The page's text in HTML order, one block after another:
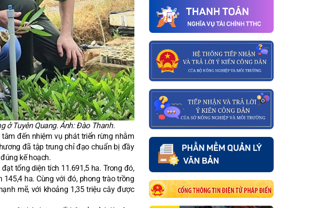
ở Tuyên Quang. Ảnh: Đào Thanh.
đến nhiệm vụ phát triển rừng nhằm
đã tập trung chỉ đạo chuẩn bị đầy
kế hoạch.
tổng diện tích 11.691,5 ha. Trong đó,
ha. Cùng với đó, phong trào trồng
mẽ, với khoảng 1,35 triệu cây được